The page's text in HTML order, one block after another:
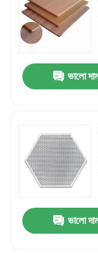
অ্যালুমিনিয়াম মেটাল
মেটাল সিলিং টাইলস
অ্যালুমিনিয়াম ক্ল্যাডিং
কম্পোজিট স্যান্ডউইচ
ঢেউতোলা ধাতু সিলিং
ভালো
ভালো